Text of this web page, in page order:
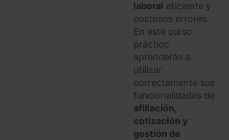
laboral eficiente y
costosos errores.
En este curso
práctico
aprenderás a
utilizar
correctamente sus
funcionalidades de
afiliación,
cotización y
gestión de